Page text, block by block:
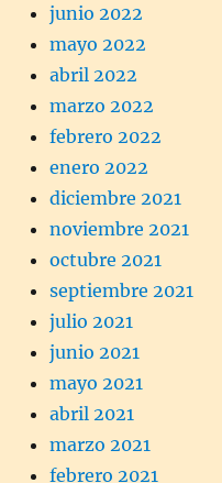
junio 2022
mayo 2022
abril 2022
marzo 2022
febrero 2022
enero 2022
diciembre 2021
noviembre 2021
octubre 2021
septiembre 2021
julio 2021
junio 2021
mayo 2021
abril 2021
marzo 2021
febrero 2021